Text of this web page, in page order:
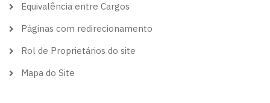
Equivalência entre Cargos
Páginas com redirecionamento
Rol de Proprietários do site
Mapa do Site